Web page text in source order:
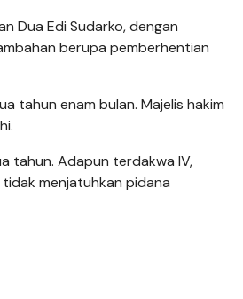
Dua Edi Sudarko, dengan
berupa pemberhentian
tahun enam bulan. Majelis hakim
tahun. Adapun terdakwa IV,
tidak menjatuhkan pidana